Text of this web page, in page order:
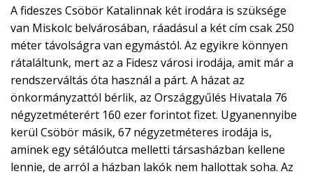
A fideszes Csöbör Katalinnak két irodára is szüksége
van Miskolc belvárosában, ráadásul a két cím csak 250
méter távolságra van egymástól. Az egyikre könnyen
rátaláltunk, mert az a Fidesz városi irodája, amit már a
rendszerváltás óta használ a párt. A házat az
önkormányzattól bérlik, az Országgyűlés Hivatala 76
négyzetméterért 160 ezer forintot fizet. Ugyanennyibe
kerül Csöbör másik, 67 négyzetméteres irodája is,
aminek egy sétálóutca melletti társasházban kellene
lennie, de arról a házban lakók nem hallottak soha. Az